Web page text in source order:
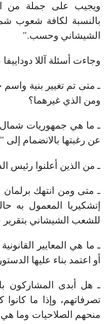
ويجيب على جملة من
بالنسبة لكافة شعوب
الشيشاني وحسب."
وجاءت أسئلة آللا
ـ متى تم تغيير بنية
ومن الذي غيرهما؟
ـ ما هي جمهوريات
عن رغبتها بالانضمام
ـ من الذين أعلنوا رئيس
ـ متى ومن انتهك
إتشكيريا المعمول به
للشعب الشيشاني بتقرير
ـ ما هي المعايير
أو اعتمد بناء عليها
ـ هل أبدى المشاركون
تصرفاتهم، وإذا ما
منحهم الصلاحيات وما هي